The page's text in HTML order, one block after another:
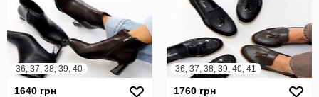
36, 37, 38, 39, 40
1640 грн
36, 37, 38, 39, 40, 41
1760 грн